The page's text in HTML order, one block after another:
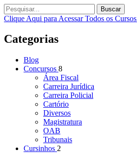
Buscar
Clique Aqui para Acessar Todos os Cursos
Categorias
Blog
Concursos 8
Área Fiscal
Carreira Jurídica
Carreira Policial
Cartório
Diversos
Magistratura
OAB
Tribunais
Cursinhos 2